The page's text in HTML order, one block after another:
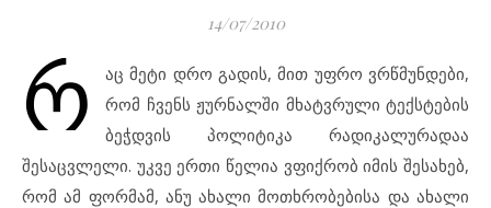
14/07/2010
რ
აც მეტი დრო გადის, მით უფრო ვრწმუნდები,
რომ ჩვენს ჟურნალში მხატვრული ტექსტების
ბეჭდვის პოლიტიკა რადიკალურადაა
შესაცვლელი. უკვე ერთი წელია ვფიქრობ იმის შესახებ,
რომ ამ ფორმამ, ანუ ახალი მოთხრობებისა და ახალი